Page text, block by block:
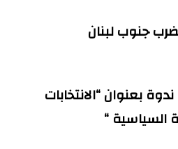
جنوب لبنان
بعنوان “الانتخابات
السياسية “